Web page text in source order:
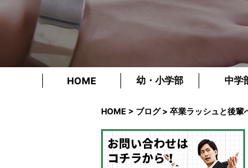
HOME 幼・小学部 中学
HOME > ブログ> 卒業ラッシュと後輩